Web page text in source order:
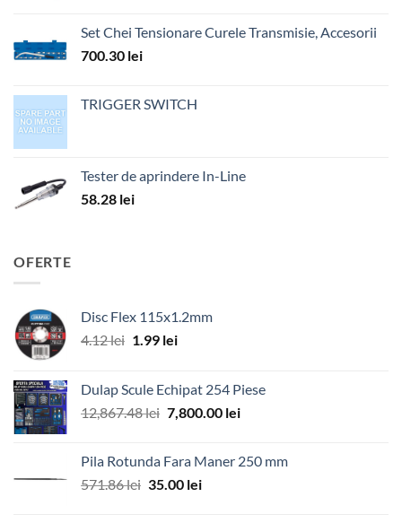
Set Chei Tensionare Curele Transmisie, Accesorii
700.30 lei
TRIGGER SWITCH
Tester de aprindere In-Line
58.28 lei
OFERTE
Disc Flex 115x1.2mm
4.12lei Prețul
fost:
4.12 lei.
1.99 leiPrețul
1.99 lei.
Dulap Scule Echipat 254 Piese
12,867.48lei Prețul
fost:
12,867.48 lei.
7,800.00 leiPrețul
7,800.00 lei.
Pila Rotunda Fara Maner 250 mm
571.86lei Prețul
35.00 leiPrețul